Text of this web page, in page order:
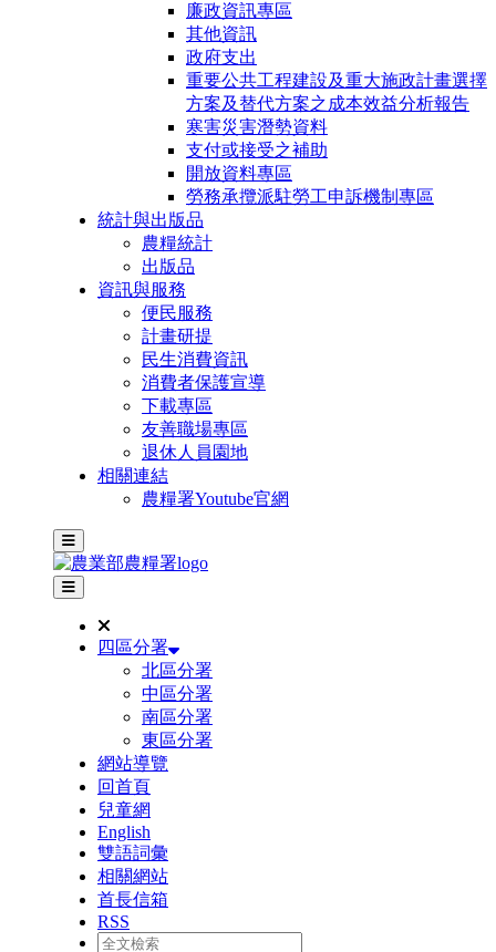
廉政資訊專區
其他資訊
政府支出
重要公共工程建設及重大施政計畫選擇
方案及替代方案之成本效益分析報告
寒害災害潛勢資料
支付或接受之補助
開放資料專區
勞務承攬派駐勞工申訴機制專區
統計與出版品
農糧統計
出版品
資訊與服務
便民服務
計畫研提
民生消費資訊
消費者保護宣導
下載專區
友善職場專區
退休人員園地
相關連結
農糧署Youtube官網
主選單
其他網站選單
四區分署
北區分署
中區分署
南區分署
東區分署
網站導覽
回首頁
兒童網
English
雙語詞彙
相關網站
首長信箱
RSS
全文檢索